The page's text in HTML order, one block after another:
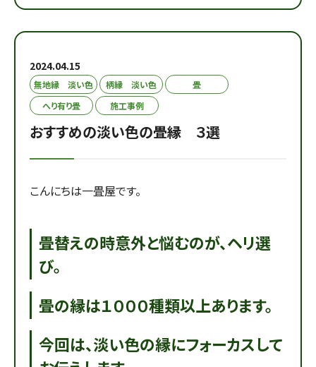
2024.04.15
無地縁 淡い色 柄縁 淡い色
畳
へり有り畳
施工事例
おすすめの淡い色の畳縁 ３選
こんにちは一畳屋です。
畳替えの時意外と悩むのが、ヘリ選
び。
畳の縁は１０００種類以上あります。
今回は、淡い色の縁にフォーカスして